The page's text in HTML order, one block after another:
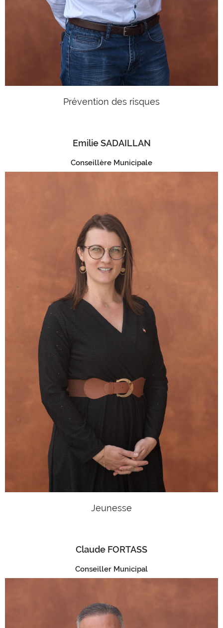
Prévention des risques
Emilie SADAILLAN
Conseillère Municipale
Jeunesse
Claude FORTASS
Conseiller Municipal